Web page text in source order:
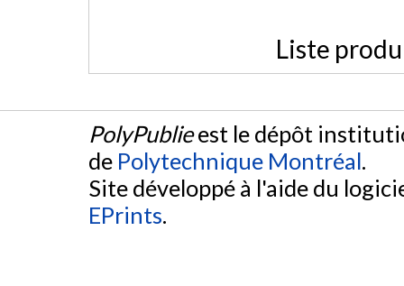
Liste
PolyPublieest le dépôt
de Polytechnique Montréal.
Site développé à l'aide du
EPrints.